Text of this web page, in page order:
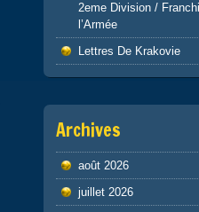
2eme Division /
l’Armée
Lettres De Krakovie
Archives
août 2026
juillet 2026